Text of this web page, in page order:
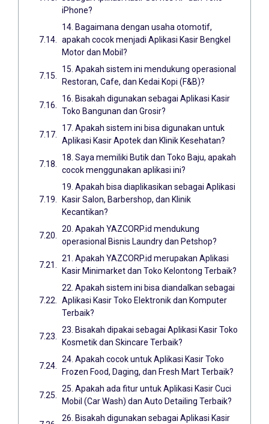
iPhone?
14. Bagaimana dengan usaha otomotif,
apakah cocok menjadi Aplikasi Kasir Bengkel
Motor dan Mobil?
15. Apakah sistem ini mendukung operasional
Restoran, Cafe, dan Kedai Kopi (F&B)?
16. Bisakah digunakan sebagai Aplikasi Kasir
Toko Bangunan dan Grosir?
17. Apakah sistem ini bisa digunakan untuk
Aplikasi Kasir Apotek dan Klinik Kesehatan?
18. Saya memiliki Butik dan Toko Baju, apakah
cocok menggunakan aplikasi ini?
19. Apakah bisa diaplikasikan sebagai Aplikasi
Kasir Salon, Barbershop, dan Klinik
Kecantikan?
20. Apakah YAZCORP.id mendukung
operasional Bisnis Laundry dan Petshop?
21. Apakah YAZCORP.id merupakan Aplikasi
Kasir Minimarket dan Toko Kelontong Terbaik?
22. Apakah sistem ini bisa diandalkan sebagai
Aplikasi Kasir Toko Elektronik dan Komputer
Terbaik?
23. Bisakah dipakai sebagai Aplikasi Kasir Toko
Kosmetik dan Skincare Terbaik?
24. Apakah cocok untuk Aplikasi Kasir Toko
Frozen Food, Daging, dan Fresh Mart Terbaik?
25. Apakah ada fitur untuk Aplikasi Kasir Cuci
Mobil (Car Wash) dan Auto Detailing Terbaik?
26. Bisakah digunakan sebagai Aplikasi Kasir